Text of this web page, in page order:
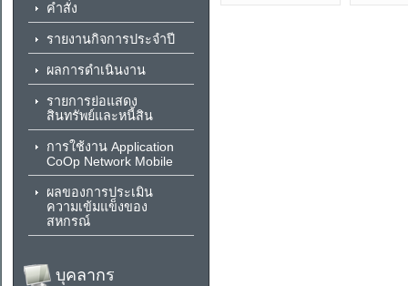
คำสั่ง
รายงานกิจการประจำปี
ผลการดำเนินงาน
รายการย่อแสดง
สินทรัพย์และหนี้สิน
การใช้งาน Application
CoOp Network Mobile
ผลของการประเมิน
ความเข้มแข็งของ
สหกรณ์
บุคลากร